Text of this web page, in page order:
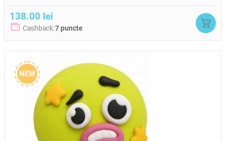
138.00 lei
Cashback:7 puncte
NEW